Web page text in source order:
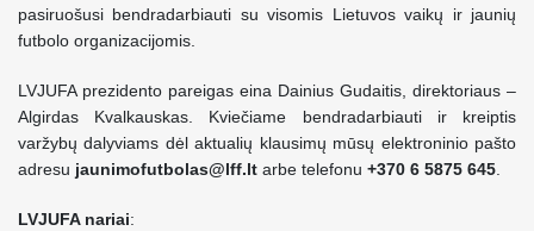
pasiruošusi bendradarbiauti su visomis Lietuvos vaikų ir jaunių
futbolo organizacijomis.
LVJUFA prezidento pareigas eina Dainius Gudaitis, direktoriaus –
Algirdas Kvalkauskas. Kviečiame bendradarbiauti ir kreiptis
varžybų dalyviams dėl aktualių klausimų mūsų elektroninio pašto
adresu jaunimofutbolas@lff.lt arbe telefonu +370 6 5875 645
LVJUFA nariai: